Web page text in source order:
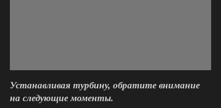
Устанавливая турбину, обратите внимание
на следующие моменты.